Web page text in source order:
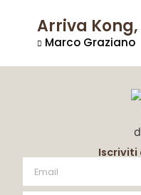
Arriva
Marco Graziano
Iscriviti